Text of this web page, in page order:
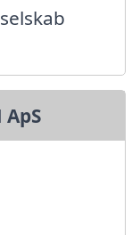
ApS